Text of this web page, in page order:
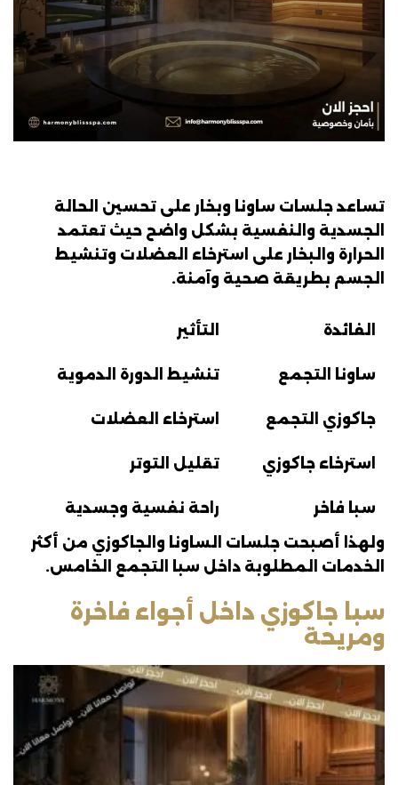
تساعد جلسات ساونا وبخار على تحسين الحالة
الجسدية والنفسية بشكل واضح حيث تعتمد
الحرارة والبخار على استرخاء العضلات وتنشيط
الجسم بطريقة صحية وآمنة.
الفائدة التأثير
ساونا التجمع تنشيط الدورة الدموية
جاكوزي التجمع استرخاء العضلات
استرخاء جاكوزي تقليل التوتر
سبا فاخر راحة نفسية وجسدية
ولهذا أصبحت جلسات الساونا والجاكوزي من أكثر
الخدمات المطلوبة داخل سبا التجمع الخامس.
سبا جاكوزي داخل أجواء فاخرة
ومريحة